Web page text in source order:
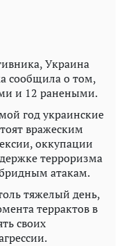
Украина
сообщила о том,
и 12 ранеными.
год украинские
вражеским
оккупации
терроризма
атакам.
тяжелый день,
террактов в
своих